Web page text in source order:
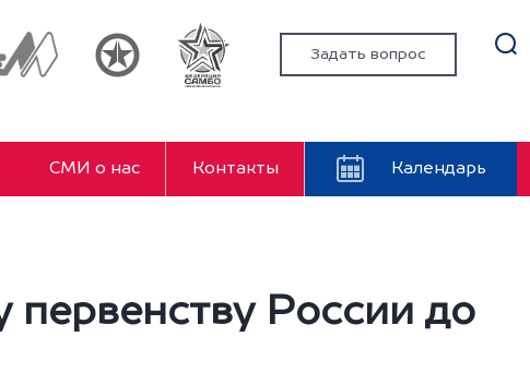
Задать вопрос
СМИ о нас Контакты Календарь
России до